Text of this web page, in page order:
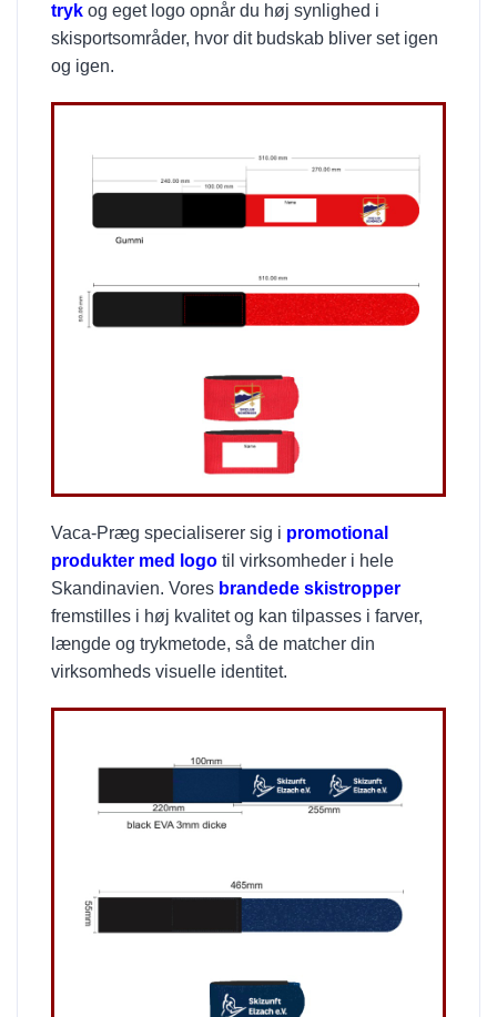
tryk og eget logo opnår du høj synlighed i
skisportsområder, hvor dit budskab bliver set igen
og igen.
Vaca-Præg specialiserer sig i promotional
produkter med logo til virksomheder i hele
Skandinavien. Vores brandede skistropper
fremstilles i høj kvalitet og kan tilpasses i farver,
længde og trykmetode, så de matcher din
virksomheds visuelle identitet.